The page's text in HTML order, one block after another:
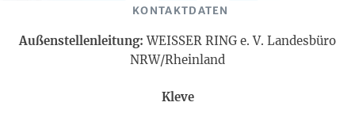
KONTAKTDATEN
Außenstellenleitung: WEISSER RING e. V. Landesbüro
NRW/Rheinland
Kleve